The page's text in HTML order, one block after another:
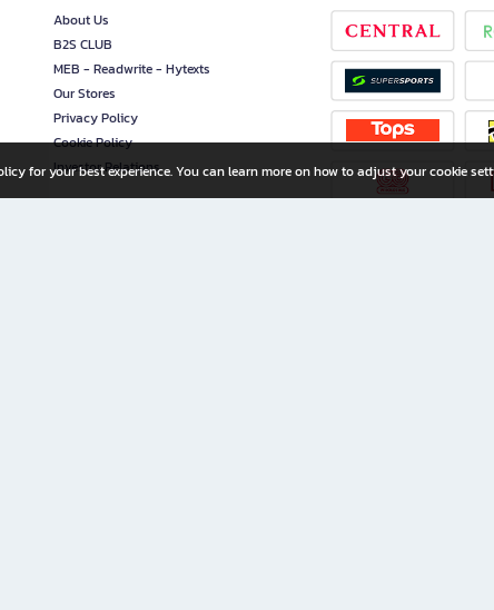
About Us
B2S CLUB
MEB - Readwrite - Hytexts
Our Stores
Privacy Policy
Cookie Policy
Investor Relations
for your best experience. You can learn more on how to adjust your cookie